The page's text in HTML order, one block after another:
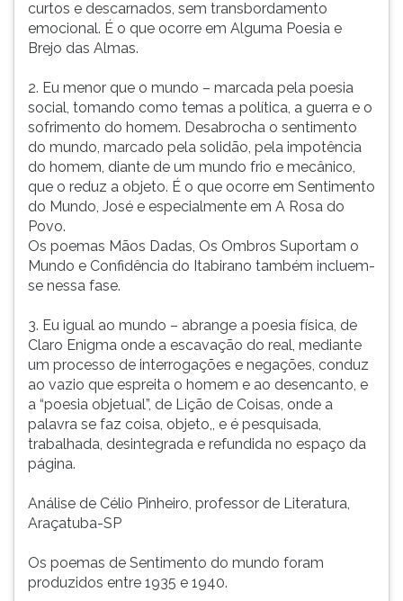
curtos e descarnados, sem transbordamento
emocional. É o que ocorre em Alguma Poesia e
Brejo das Almas.
2. Eu menor que o mundo – marcada pela poesia
social, tomando como temas a política, a guerra e o
sofrimento do homem. Desabrocha o sentimento
do mundo, marcado pela solidão, pela impotência
do homem, diante de um mundo frio e mecânico,
que o reduz a objeto. É o que ocorre em Sentimento
do Mundo, José e especialmente em A Rosa do
Povo.
Os poemas Mãos Dadas, Os Ombros Suportam o
Mundo e Confidência do Itabirano também incluem-
se nessa fase.
3. Eu igual ao mundo – abrange a poesia física, de
Claro Enigma onde a escavação do real, mediante
um processo de interrogações e negações, conduz
ao vazio que espreita o homem e ao desencanto, e
a “poesia objetual”, de Lição de Coisas, onde a
palavra se faz coisa, objeto,, e é pesquisada,
trabalhada, desintegrada e refundida no espaço da
página.
Análise de Célio Pinheiro, professor de Literatura,
Araçatuba-SP
Os poemas de Sentimento do mundo foram
produzidos entre 1935 e 1940.